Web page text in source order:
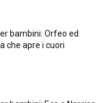
bambini: Orfeo ed
che apre i cuori